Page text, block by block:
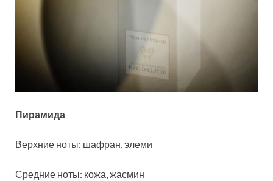
Пирамида
Верхние ноты: шафран, элеми
Средние ноты: кожа, жасмин